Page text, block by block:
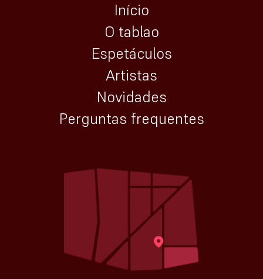
Início
O tablao
Espetáculos
Artistas
Novidades
Perguntas frequentes